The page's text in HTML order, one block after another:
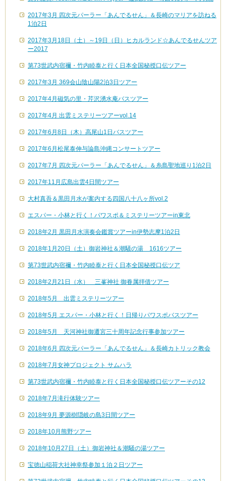
2017年3月 四次元パーラー「あんでるせん」＆長崎のマリアを訪ねる
1泊2日
2017年3月18日（土）～19日（日）ヒカルランド☆あんでるせんツア
ー2017
第73世武内宿禰・竹内睦泰と行く日本全国秘授口伝ツアー
2017年3月 369会山陰山陽2泊3日ツアー
2017年4月磁気の里・芹沢湧水庵バスツアー
2017年4月 出雲ミステリーツアーvol.14
2017年6月8日（木）高尾山1日バスツアー
2017年6月松尾泰伸与論島沖縄コンサートツアー
2017年7月 四次元パーラー「あんでるせん」＆糸島聖地巡り1泊2日
2017年11月広島出雲4日間ツアー
大村真吾＆黒田月水が案内する四国八十八ヶ所vol.2
エスパー・小林と行く！パワスポ＆ミステリーツアーin東北
2018年2月 黒田月水演奏会鑑賞ツアーin伊勢志摩1泊2日
2018年1月20日（土）御岩神社＆潮騒の湯 1616ツアー
第73世武内宿禰・竹内睦泰と行く日本全国秘授口伝ツア
2018年2月21日（水） 三峯神社 御眷属拝借ツアー
2018年5月 出雲ミステリーツアー
2018年5月 エスパー・小林と行く！日帰りパワスポバスツアー
2018年5月 天河神社御遷宮三十周年記念行事参加ツアー
2018年6月 四次元パーラー「あんでるせん」＆長崎カトリック教会
2018年7月女神プロジェクト サムハラ
第73世武内宿禰・竹内睦泰と行く日本全国秘授口伝ツアーその12
2018年7月滝行体験ツアー
2018年9月 夢源樹隠岐の島3日間ツアー
2018年10月熊野ツアー
2018年10月27日（土）御岩神社＆潮騒の湯ツアー
宝徳山稲荷大社神幸祭参加１泊２日ツアー